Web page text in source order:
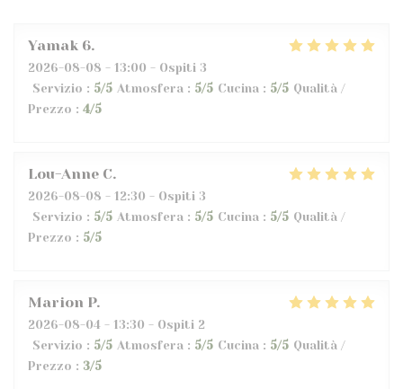
Yamak 6
2026-08-08 - 13:00 - Ospiti 3
Servizio : 5/5 Atmosfera : 5/5 Cucina : 5/5 Qualità /
Prezzo : 4/5
Lou-Anne C
2026-08-08 - 12:30 - Ospiti 3
Servizio : 5/5 Atmosfera : 5/5 Cucina : 5/5 Qualità /
Prezzo : 5/5
Marion P
2026-08-04 - 13:30 - Ospiti 2
Servizio : 5/5 Atmosfera : 5/5 Cucina : 5/5 Qualità /
Prezzo : 3/5